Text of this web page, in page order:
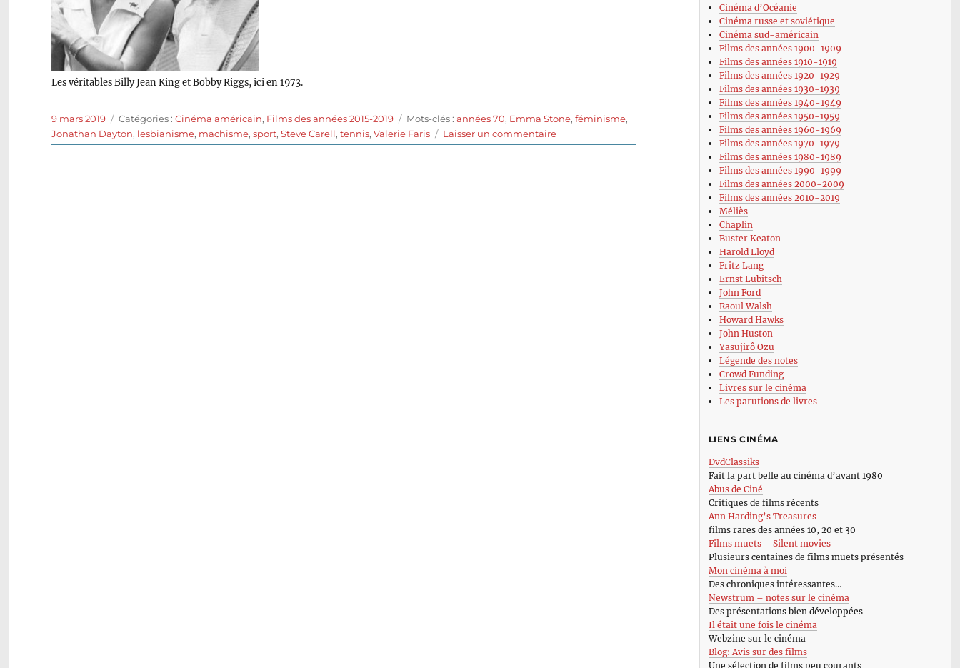
Les véritables Billy Jean King et Bobby Riggs, ici en 1973.
Publié
le
9 mars 2019 Catégories
Catégories :Cinéma américain, Films des années 2015-2019 Étiquettes
Mots-clés :années 70, Emma Stone,féminisme,
Jonathan Dayton, lesbianisme, machisme,sport,Steve Carell,tennis,Valerie Faris Laisser un commentairesur
Battle
Cinéma d’Océanie
Cinéma russe et soviétique
Cinéma sud-américain
Films des années 1900-1909
Films des années 1910-1919
Films des années 1920-1929
Films des années 1930-1939
Films des années 1940-1949
Films des années 1950-1959
Films des années 1960-1969
Films des années 1970-1979
Films des années 1980-1989
Films des années 1990-1999
Films des années 2000-2009
Films des années 2010-2019
Méliès
Chaplin
Buster Keaton
Harold Lloyd
Fritz Lang
Ernst Lubitsch
John Ford
Raoul Walsh
Howard Hawks
John Huston
Yasujirô Ozu
Légende des notes
Crowd Funding
Livres sur le cinéma
Les parutions de livres
LIENS CINÉMA
DvdClassiks
Fait la part belle au cinéma d’avant 1980
Abus de Ciné
Critiques de films récents
Ann Harding’s Treasures
films rares des années 10, 20 et 30
Films muets – Silent movies
Plusieurs centaines de films muets présentés
Mon cinéma à moi
Des chroniques intéressantes…
Newstrum – notes sur le cinéma
Des présentations bien développées
Il était une fois le cinéma
Webzine sur le cinéma
Blog: Avis sur des films
Une sélection de films peu courants